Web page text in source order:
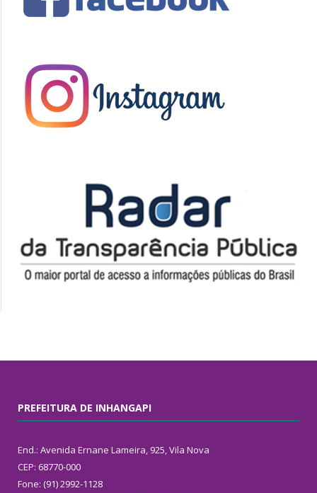
PREFEITURA DE INHANGAPI
End.: Avenida Ernane Lameira, 925, Vila Nova
CEP: 68770-000
Fone: (91) 2992-1128